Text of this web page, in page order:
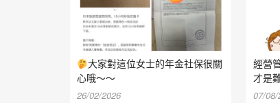
大家對這位女士的年金社保很關
心哦～～
26/02/2026
經營
才是
07/